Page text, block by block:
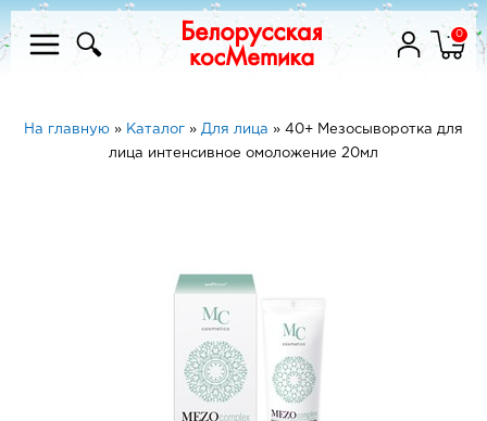
0
На главную » Каталог » Для лица » 40+ Мезосыворотка для
лица интенсивное омоложение 20мл